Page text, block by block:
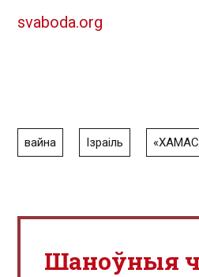
svaboda.org
вайна Ізраіль
Шаноўныя